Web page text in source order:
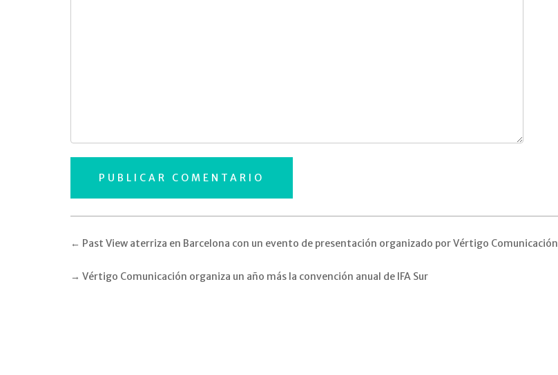
← Past View aterriza en Barcelona con un evento de presentación organizado por Vértigo Comunicación
→ Vértigo Comunicación organiza un año más la convención anual de IFA Sur